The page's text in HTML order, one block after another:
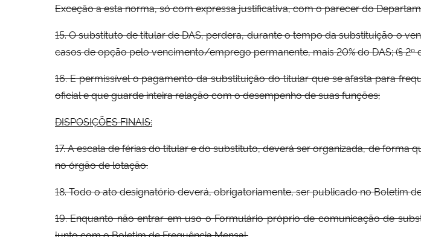
Exceção a esta norma, só com expressa justificativa, com o parecer do
15. O substituto de titular de DAS, perdera, durante o tempo da substituição o
casos de opção pelo vencimento/emprego permanente, mais 20% do DAS; (§ 2º
16. E permissível o pagamento da substituição do titular que se afasta para
oficial e que guarde inteira relação com o desempenho de suas funções;
DISPOSIÇÕES FINAIS:
17. A escala de férias do titular e do substituto, deverá ser organizada, de
no órgão de lotação.
18. Todo o ato designatório deverá, obrigatoriamente, ser publicado no Boletim
19. Enquanto não entrar em uso o Formulário próprio de comunicação de